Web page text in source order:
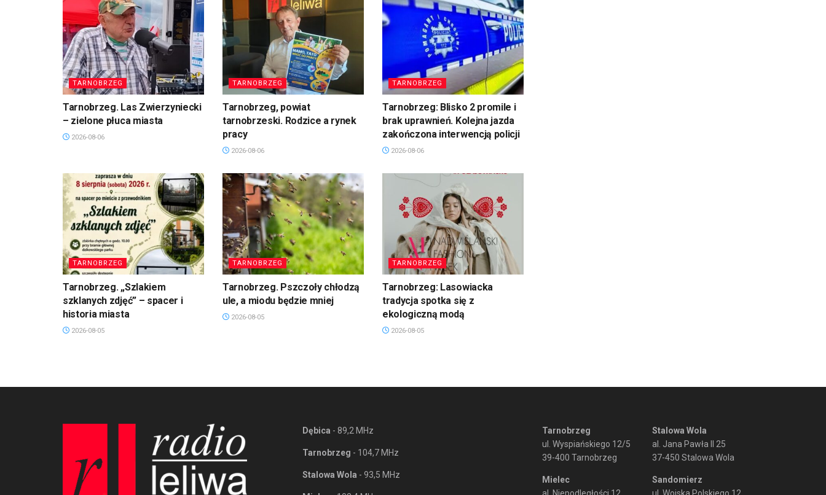
TARNOBRZEG
Tarnobrzeg. Las Zwierzyniecki
– zielone płuca miasta
2026-08-06
TARNOBRZEG
Tarnobrzeg, powiat
tarnobrzeski. Rodzice a rynek
pracy
2026-08-06
TARNOBRZEG
Tarnobrzeg: Blisko 2 promile i
brak uprawnień. Kolejna jazda
zakończona interwencją policji
2026-08-06
TARNOBRZEG
Tarnobrzeg. „Szlakiem
szklanych zdjęć” – spacer i
historia miasta
2026-08-05
TARNOBRZEG
Tarnobrzeg. Pszczoły chłodzą
ule, a miodu będzie mniej
2026-08-05
TARNOBRZEG
Tarnobrzeg: Lasowiacka
tradycja spotka się z
ekologiczną modą
2026-08-05
Dębica - 89,2 MHz
Tarnobrzeg - 104,7 MHz
Stalowa Wola - 93,5 MHz
Tarnobrzeg
ul. Wyspiańskiego 12/5
39-400 Tarnobrzeg
Mielec
Stalowa Wola
al. Jana Pawła II 25
37-450 Stalowa Wola
Sandomierz